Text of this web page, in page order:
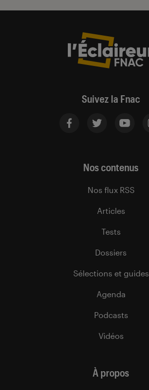
Suivez la Fnac
Nos contenus
Nos flux RSS
Articles
Tests
Dossiers
Sélections et guides
Agenda
Podcasts
Vidéos
À propos